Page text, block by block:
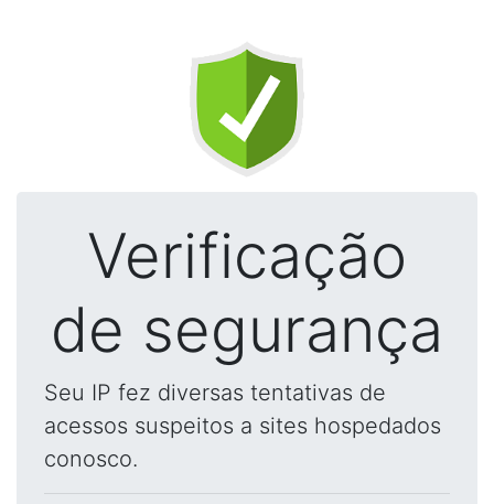
Verificação
de segurança
Seu IP fez diversas tentativas de
acessos suspeitos a sites hospedados
conosco.